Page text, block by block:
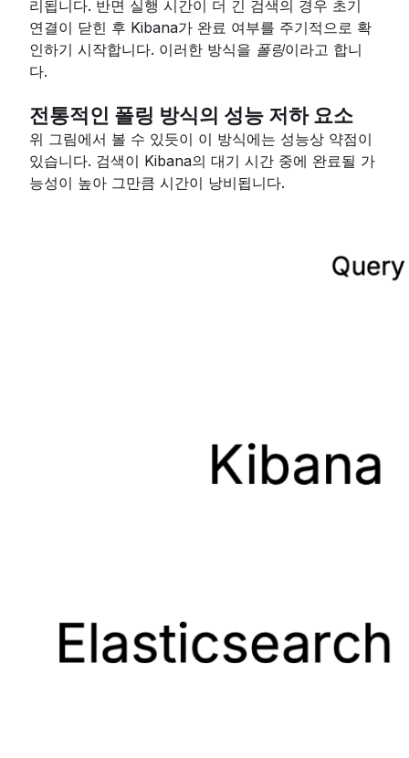
리됩니다. 반면 실행 시간이 더 긴 검색의 경우 초기
연결이 닫힌 후 Kibana가 완료 여부를 주기적으로 확
인하기 시작합니다. 이러한 방식을 폴링이라고 합니
다.
전통적인 폴링 방식의 성능 저하 요소
위 그림에서 볼 수 있듯이 이 방식에는 성능상 약점이
있습니다. 검색이 Kibana의 대기 시간 중에 완료될 가
능성이 높아 그만큼 시간이 낭비됩니다.